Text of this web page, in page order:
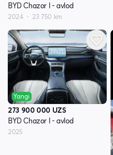
BYD Chazor I - avlod
2024 23 750 km
Yangi
273 900 000 UZS
BYD Chazor I - avlod
2025